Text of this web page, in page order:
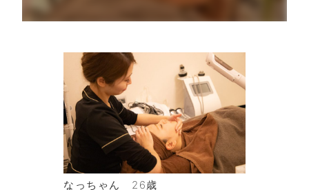
なっちゃん 26歳